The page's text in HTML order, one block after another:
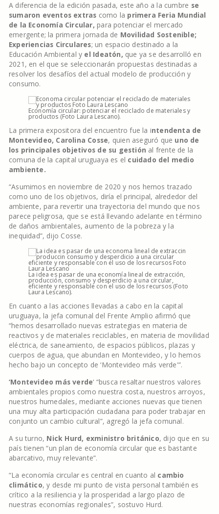
A diferencia de la edición pasada, este año a la cumbre se
sumaron eventos extras como la primera Feria Mundial
de la Economía Circular,para potenciar el mercado
emergente; la primera jornada de Movilidad Sostenible;
Experiencias Circulares; un espacio destinado a la
Educación Ambiental y el Ideatón, que ya se desarrolló en
2021, en el que se seleccionarán propuestas destinadas a
resolver los desafíos del actual modelo de producción y
consumo.
Economía circular: potenciar el reciclado de materiales y
productos (Foto Laura Lescano).
La primera expositora del encuentro fue la intendenta de
Montevideo, Carolina Cosse, quien aseguró que uno de
los principales objetivos de su gestión al frente de la
comuna de la capital uruguaya es el cuidado del medio
ambiente.
“Asumimos en noviembre de 2020 y nos hemos trazado
como uno de los objetivos, diría el principal, alrededor del
ambiente, para revertir una trayectoria del mundo que nos
parece peligrosa, que se está llevando adelante en término
de daños ambientales, aumento de la pobreza y la
inequidad”, dijo Cosse.
La idea es pasar de una economía lineal de extracción,
producción, consumo y desperdicio a una circular,
eficiente y responsable con el uso de los recursos (Foto
Laura Lescano).
En cuanto a las acciones llevadas a cabo en la capital
uruguaya, la jefa comunal del Frente Amplio afirmó que
“hemos desarrollado nuevas estrategias en materia de
reactivos y de materiales reciclables, en materia de movilidad
eléctrica, de saneamiento, de espacios públicos, plazas y
cuerpos de agua, que abundan en Montevideo, y lo hemos
hecho bajo un concepto de ‘Montevideo más verde'”.
‘Montevideo más verde‘ “busca resaltar nuestros valores
ambientales propios como nuestra costa, nuestros arroyos,
nuestros humedales, mediante acciones nuevas que tienen
una muy alta participación ciudadana para poder trabajar en
conjunto un cambio cultural”, agregó la jefa comunal.
A su turno, Nick Hurd, exministro británico, dijo que en su
país tienen “un plan de economía circular que es bastante
abarcativo, muy relevante”.
“La economía circular es central en cuanto al cambio
climático, y desde mi punto de vista personal también es
crítico a la resiliencia y la prosperidad a largo plazo de
nuestras economías regionales”, sostuvo Hurd.